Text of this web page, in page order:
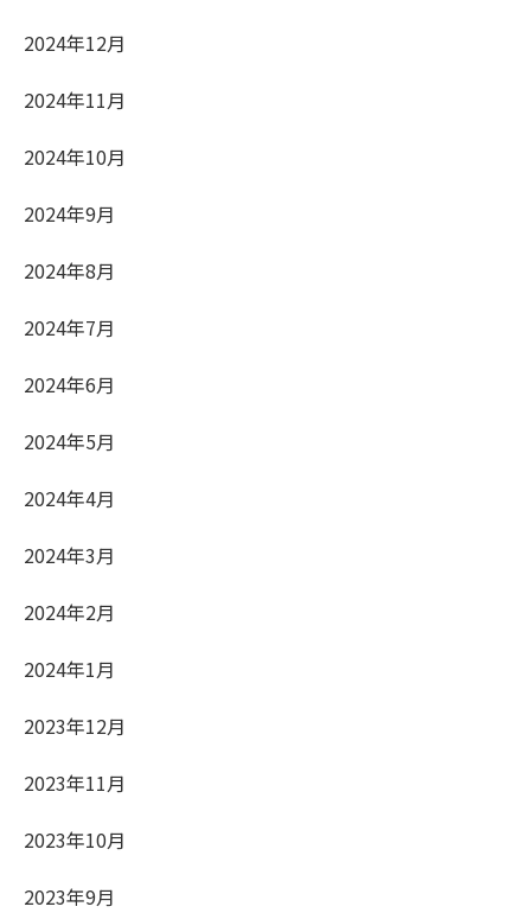
2024年12月
2024年11月
2024年10月
2024年9月
2024年8月
2024年7月
2024年6月
2024年5月
2024年4月
2024年3月
2024年2月
2024年1月
2023年12月
2023年11月
2023年10月
2023年9月